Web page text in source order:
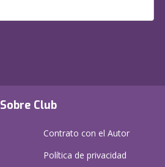
Sobre Club
Contrato con el Autor
Política de privacidad